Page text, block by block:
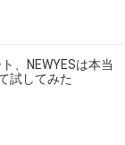
、NEWYESは本当
試してみた